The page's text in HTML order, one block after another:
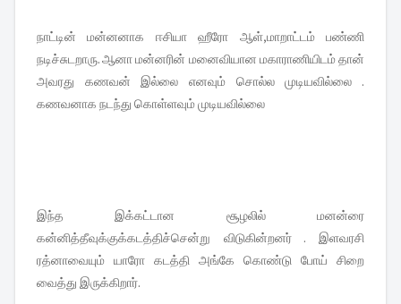
நாட்டின் மன்னனாக ஈசியா ஹீரோ ஆள்,மாறாட்டம் பண்ணி
நடிச்சுடறாரு. ஆனா மன்னரின் மனைவியான மகாராணியிடம் தான்
அவரது கணவன் இல்லை எனவும் சொல்ல முடியவில்லை .
கணவனாக நடந்து கொள்ளவும் முடியவில்லை
இந்த இக்கட்டான சூழலில் மனன்ரை
கன்னித்தீவுக்குக்கடத்திச்சென்று விடுகின்றனர் . இளவரசி
ரத்னாவையும் யாரோ கடத்தி அங்கே கொண்டு போய் சிறை
வைத்து இருக்கிறார்.